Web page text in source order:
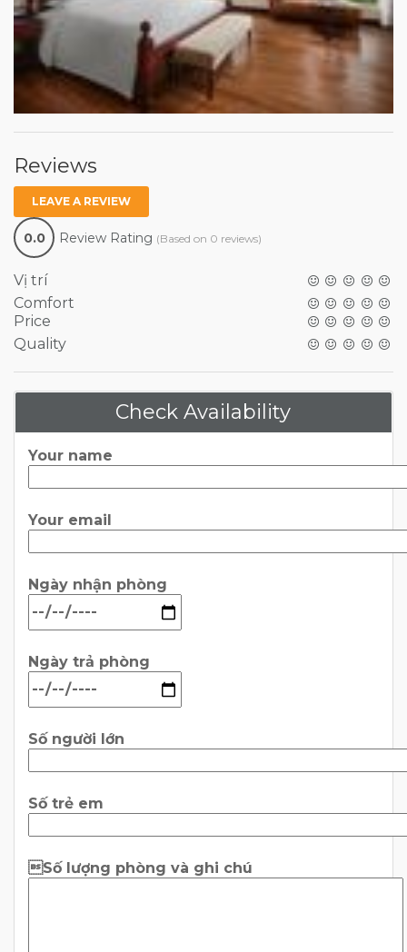
Reviews
LEAVE A REVIEW
0.0 Review Rating (Based on 0 reviews)
Vị trí
Comfort
Price
Quality
Check Availability
Your name
Your email
Ngày nhận phòng
Ngày trả phòng
Số người lớn
Số trẻ em
Số lượng phòng và ghi chú